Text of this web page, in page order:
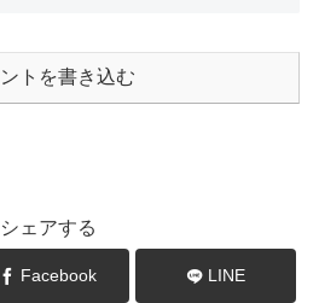
トを書き込む
シェアする
Facebook LINE